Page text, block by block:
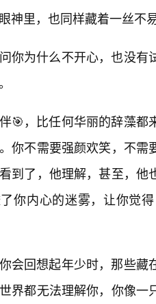
神里，也同样藏着一丝不
你为什么不开心，也没有
🎯，比任何华丽的辞藻都
你不需要强颜欢笑，不
到了，他理解，甚至，
你内心的迷雾，让你觉
会回想起年少时，那些
界都无法理解你，你像